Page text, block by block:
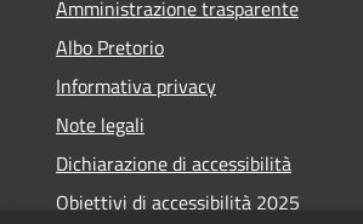
Amministrazione trasparente
Albo Pretorio
Informativa privacy
Note legali
Dichiarazione di accessibilità
Obiettivi di accessibilità 2025